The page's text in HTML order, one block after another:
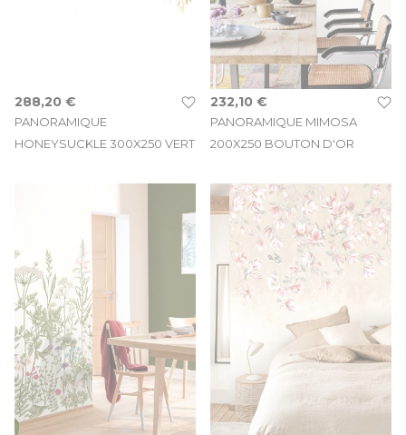
PANORAMIQUE
HONEYSUCKLE 300X250 VERT
288,20 €
PANORAMIQUE MIMOSA
200X250 BOUTON D'OR
232,10 €